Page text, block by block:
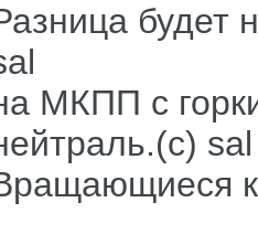
будет
МКПП с
sal